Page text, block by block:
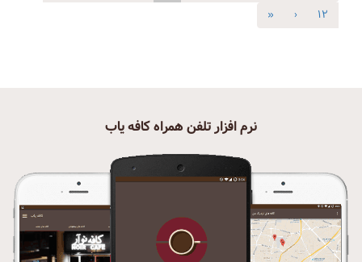
۱۲
›
»
نرم افزار تلفن همراه کافه یاب